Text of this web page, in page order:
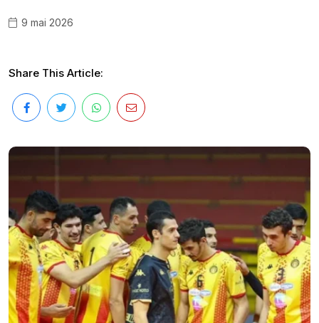
9 mai 2026
Share This Article: